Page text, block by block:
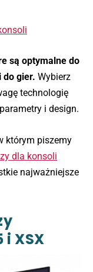
są optymalne do
do gier. Wybierz
technologię
i design.
którym piszemy
dla konsoli
najważniejsze
i XSX